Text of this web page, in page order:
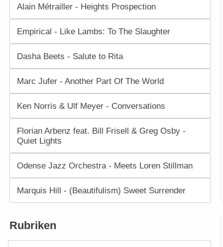
Alain Métrailler - Heights Prospection
Empirical - Like Lambs: To The Slaughter
Dasha Beets - Salute to Rita
Marc Jufer - Another Part Of The World
Ken Norris & Ulf Meyer - Conversations
Florian Arbenz feat. Bill Frisell & Greg Osby -
Quiet Lights
Odense Jazz Orchestra - Meets Loren Stillman
Marquis Hill - (Beautifulism) Sweet Surrender
Rubriken